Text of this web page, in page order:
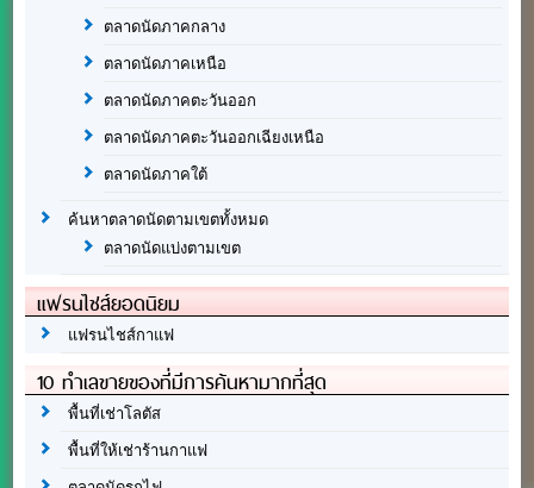
ตลาดนัดภาคกลาง
ตลาดนัดภาคเหนือ
ตลาดนัดภาคตะวันออก
ตลาดนัดภาคตะวันออกเฉียงเหนือ
ตลาดนัดภาคใต้
ค้นหาตลาดนัดตามเขตทั้งหมด
ตลาดนัดแบ่งตามเขต
แฟรนไชส์ยอดนิยม
แฟรนไชส์กาแฟ
10 ทำเลขายของที่มีการค้นหามากที่สุด
พื้นที่เช่าโลตัส
พื้นที่ให้เช่าร้านกาแฟ